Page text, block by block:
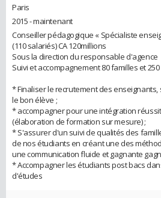
Paris
2015 - maintenant
Conseiller pédagogique « Spécialiste
(110 salariés) CA 120millions
Sous la direction du responsable d'agence
Suivi et accompagnement 80 familles et
* Finaliser le recrutement des
le bon élève ;
* accompagner pour une intégration
(élaboration de formation sur mesure) ;
* S'assurer d'un suivi de qualités des
de nos étudiants en créant une des
une communication fluide et gagnante
* Accompagner les étudiants post bacs
d'études